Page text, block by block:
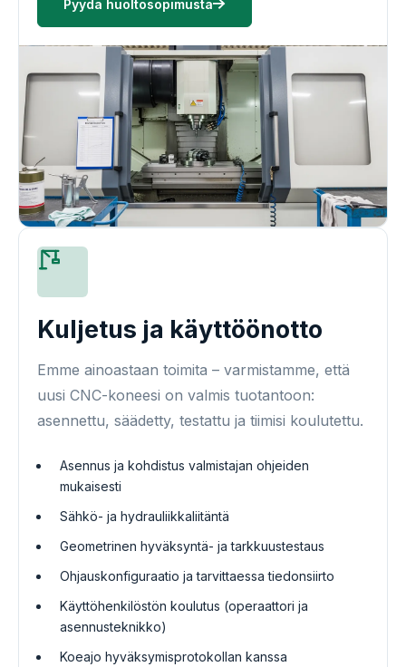
Pyydä huoltosopimusta
Kuljetus ja käyttöönotto
Emme ainoastaan ​​toimita – varmistamme, että
uusi CNC-koneesi on valmis tuotantoon:
asennettu, säädetty, testattu ja tiimisi koulutettu.
Asennus ja kohdistus valmistajan ohjeiden
mukaisesti
Sähkö- ja hydrauliikkaliitäntä
Geometrinen hyväksyntä- ja tarkkuustestaus
Ohjauskonfiguraatio ja tarvittaessa tiedonsiirto
Käyttöhenkilöstön koulutus (operaattori ja
asennusteknikko)
Koeajo hyväksymisprotokollan kanssa